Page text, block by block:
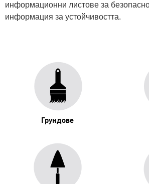
информационни листове за
информация за устойчивостта.
Грундове